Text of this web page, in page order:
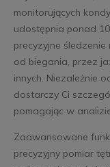
monitorujących
udostępnia ponad
precyzyjne
od biegania, przez
innych. Niezależnie
dostarczy Ci
pomagając w
Zaawansowane
precyzyjny pomiar